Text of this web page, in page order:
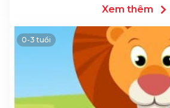
Xem thêm
0-3 tuổi